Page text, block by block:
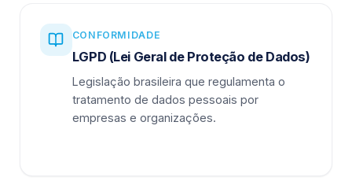
CONFORMIDADE
LGPD (Lei Geral de Proteção de Dados)
Legislação brasileira que regulamenta o
tratamento de dados pessoais por
empresas e organizações.